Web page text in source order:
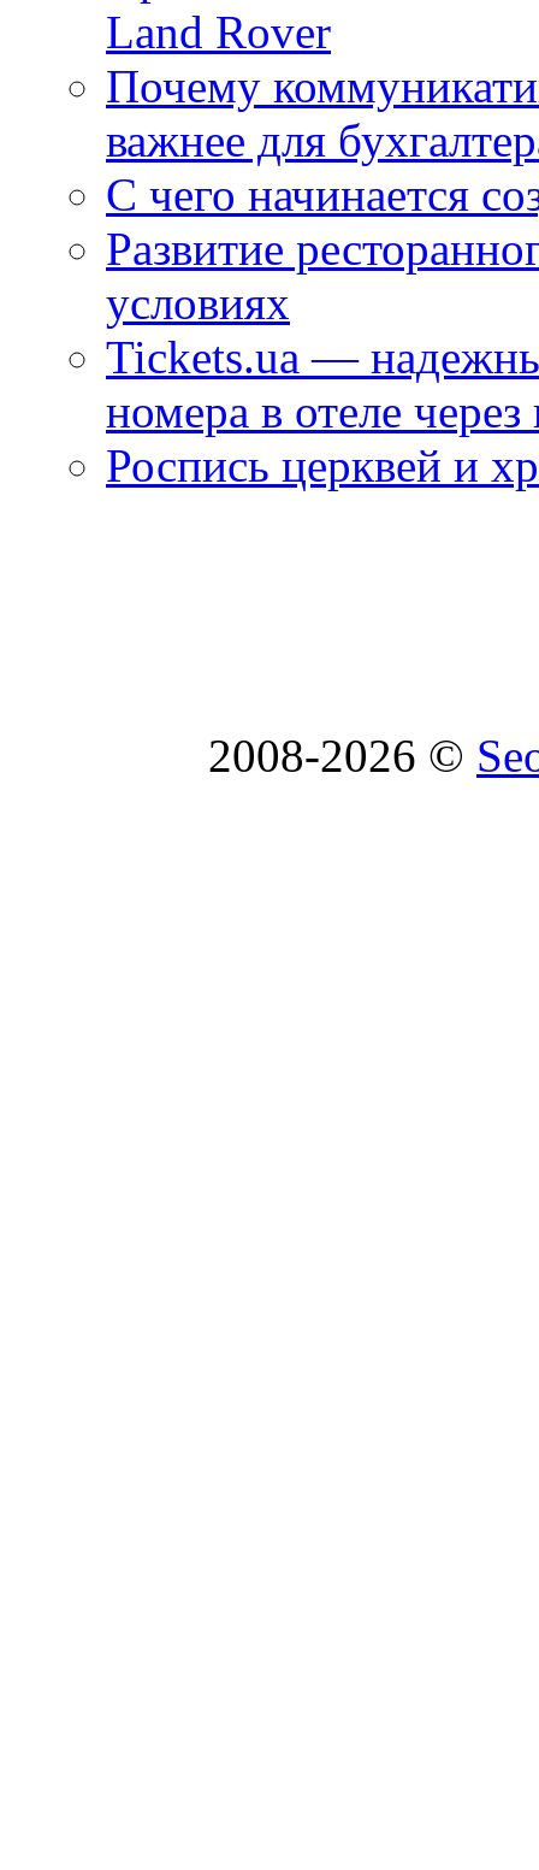
Land Rover
Почему
важнее для
С чего начинается
Развитие
условиях
Tickets.ua —
номера в отеле через
Роспись церквей и
2008-2026 ©